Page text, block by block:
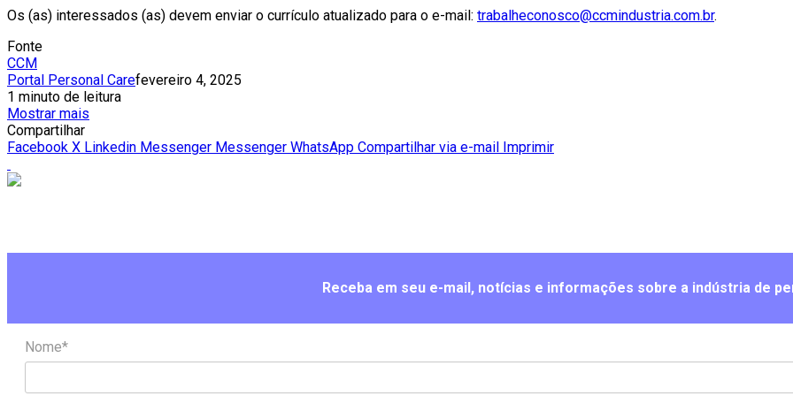
Os (as) interessados (as) devem enviar o currículo atualizado para o e-mail: trabalheconosco@ccmindustria.com.br.
Fonte
CCM
Portal Personal Carefevereiro 4, 2025
1 minuto de leitura
Mostrar mais
Compartilhar
Facebook X Linkedin Messenger Messenger WhatsApp Compartilhar via e-mail Imprimir
Receba em seu e-mail, notícias e informações sobre a indústria de
Nome*